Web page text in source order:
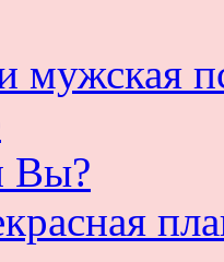
мужская
Вы?